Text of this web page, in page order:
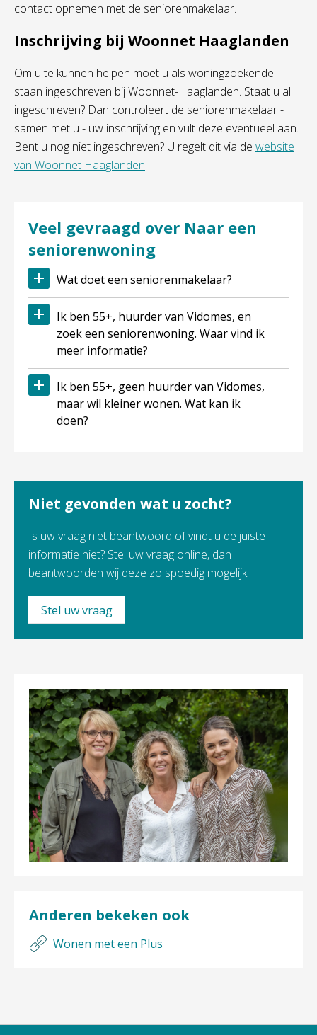
contact opnemen met de seniorenmakelaar.
Inschrijving bij Woonnet Haaglanden
Om u te kunnen helpen moet u als woningzoekende
staan ingeschreven bij Woonnet-Haaglanden. Staat u al
ingeschreven? Dan controleert de seniorenmakelaar -
samen met u - uw inschrijving en vult deze eventueel aan.
Bent u nog niet ingeschreven? U regelt dit via de website
van Woonnet Haaglanden.
Veel gevraagd over Naar een
seniorenwoning
Wat doet een seniorenmakelaar?
Ik ben 55+, huurder van Vidomes, en
zoek een seniorenwoning. Waar vind ik
meer informatie?
Ik ben 55+, geen huurder van Vidomes,
maar wil kleiner wonen. Wat kan ik
doen?
Niet gevonden wat u zocht?
Is uw vraag niet beantwoord of vindt u de juiste
informatie niet? Stel uw vraag online, dan
beantwoorden wij deze zo spoedig mogelijk.
Stel uw vraag
Anderen bekeken ook
Wonen met een Plus